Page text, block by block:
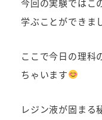
学ぶことができま
ここで今日の理科
ちゃいます
レジン液が固まる